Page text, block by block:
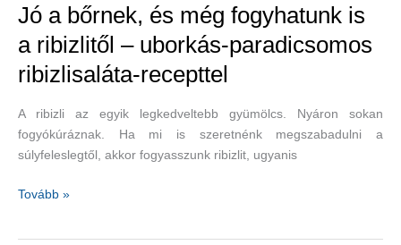
Jó a bőrnek, és még fogyhatunk is
a ribizlitől – uborkás-paradicsomos
ribizlisaláta-recepttel
A ribizli az egyik legkedveltebb gyümölcs. Nyáron sokan
fogyókúráznak. Ha mi is szeretnénk megszabadulni a
súlyfeleslegtől, akkor fogyasszunk ribizlit, ugyanis
Jó
Tovább »